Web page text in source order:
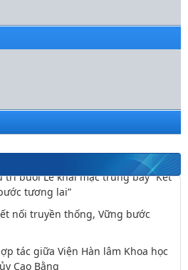
thứ 6: Thúc đẩy quan hệ Đối tác
xã hội Việt Nam và Học viện Chính
Lào ký Thỏa
khía cạnh của mã văn hóa
trì buổi Lễ khai mạc trưng bày “Kết
tương lai”
nối truyền thống, Vững bước
tác giữa Viện Hàn lâm Khoa học
Cao Bằng